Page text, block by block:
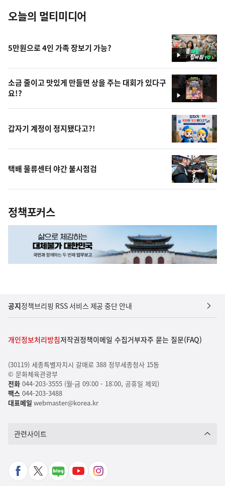
오늘의 멀티미디어
영
상
5만원으로 4인 가족 장보기 가능?
영
상
소금 줄이고 맛있게 만들면 상을 주는 대회가 있다구
요!?
갑자기 계정이 정지됐다고?!
택배 물류센터 야간 불시점검
정책포커스
공지정책브리핑 RSS 서비스 제공 중단 안내
개인정보처리방침저작권정책이메일 수집거부자주 묻는 질문(FAQ)
(30119) 세종특별자치시 갈매로 388 정부세종청사 15동
© 문화체육관광부
전화044-203-3555 (월-금 09:00 - 18:00, 공휴일 제외)
팩스044-203-3488
대표메일 webmaster@korea.kr
관련사이트
페
X
네
유
인